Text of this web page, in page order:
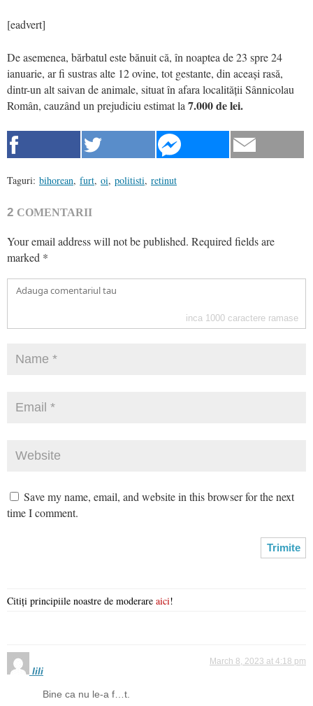
[eadvert]
De asemenea, bărbatul este bănuit că, în noaptea de 23 spre 24
ianuarie, ar fi sustras alte 12 ovine, tot gestante, din aceași rasă,
dintr-un alt saivan de animale, situat în afara localității Sânnicolau
Român, cauzând un prejudiciu estimat la 7.000 de lei.
Taguri: bihorean, furt, oi, politisti, retinut
2 COMENTARII
Your email address will not be published. Required fields are
marked *
inca 1000 caractere ramase
Save my name, email, and website in this browser for the next
time I comment.
Citiți principiile noastre de moderare aici!
lili
March 8, 2023 at 4:18 pm
Bine ca nu le-a f…t.